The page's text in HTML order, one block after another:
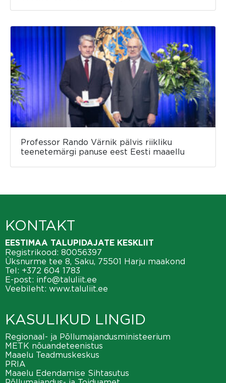
Professor Rando Värnik pälvis riikliku
teenetemärgi panuse eest Eesti maaellu
KONTAKT
EESTIMAA TALUPIDAJATE KESKLIIT
Registrikood: 80056397
Üksnurme tee 8, Saku, 75501 Harju maakond
Tel: +372 604 1783
E-post: info@taluliit.ee
Veebileht: www.taluliit.ee
KASULIKUD LINGID
Regionaal- ja Põllumajandusministeerium
METK nõuandeteenistus
Maaelu Teadmuskeskus
PRIA
Maaelu Edendamise Sihtasutus